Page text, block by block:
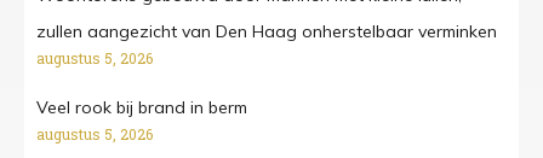
zullen aangezicht van Den Haag onherstelbaar verminken
augustus 5, 2026
Veel rook bij brand in berm
augustus 5, 2026